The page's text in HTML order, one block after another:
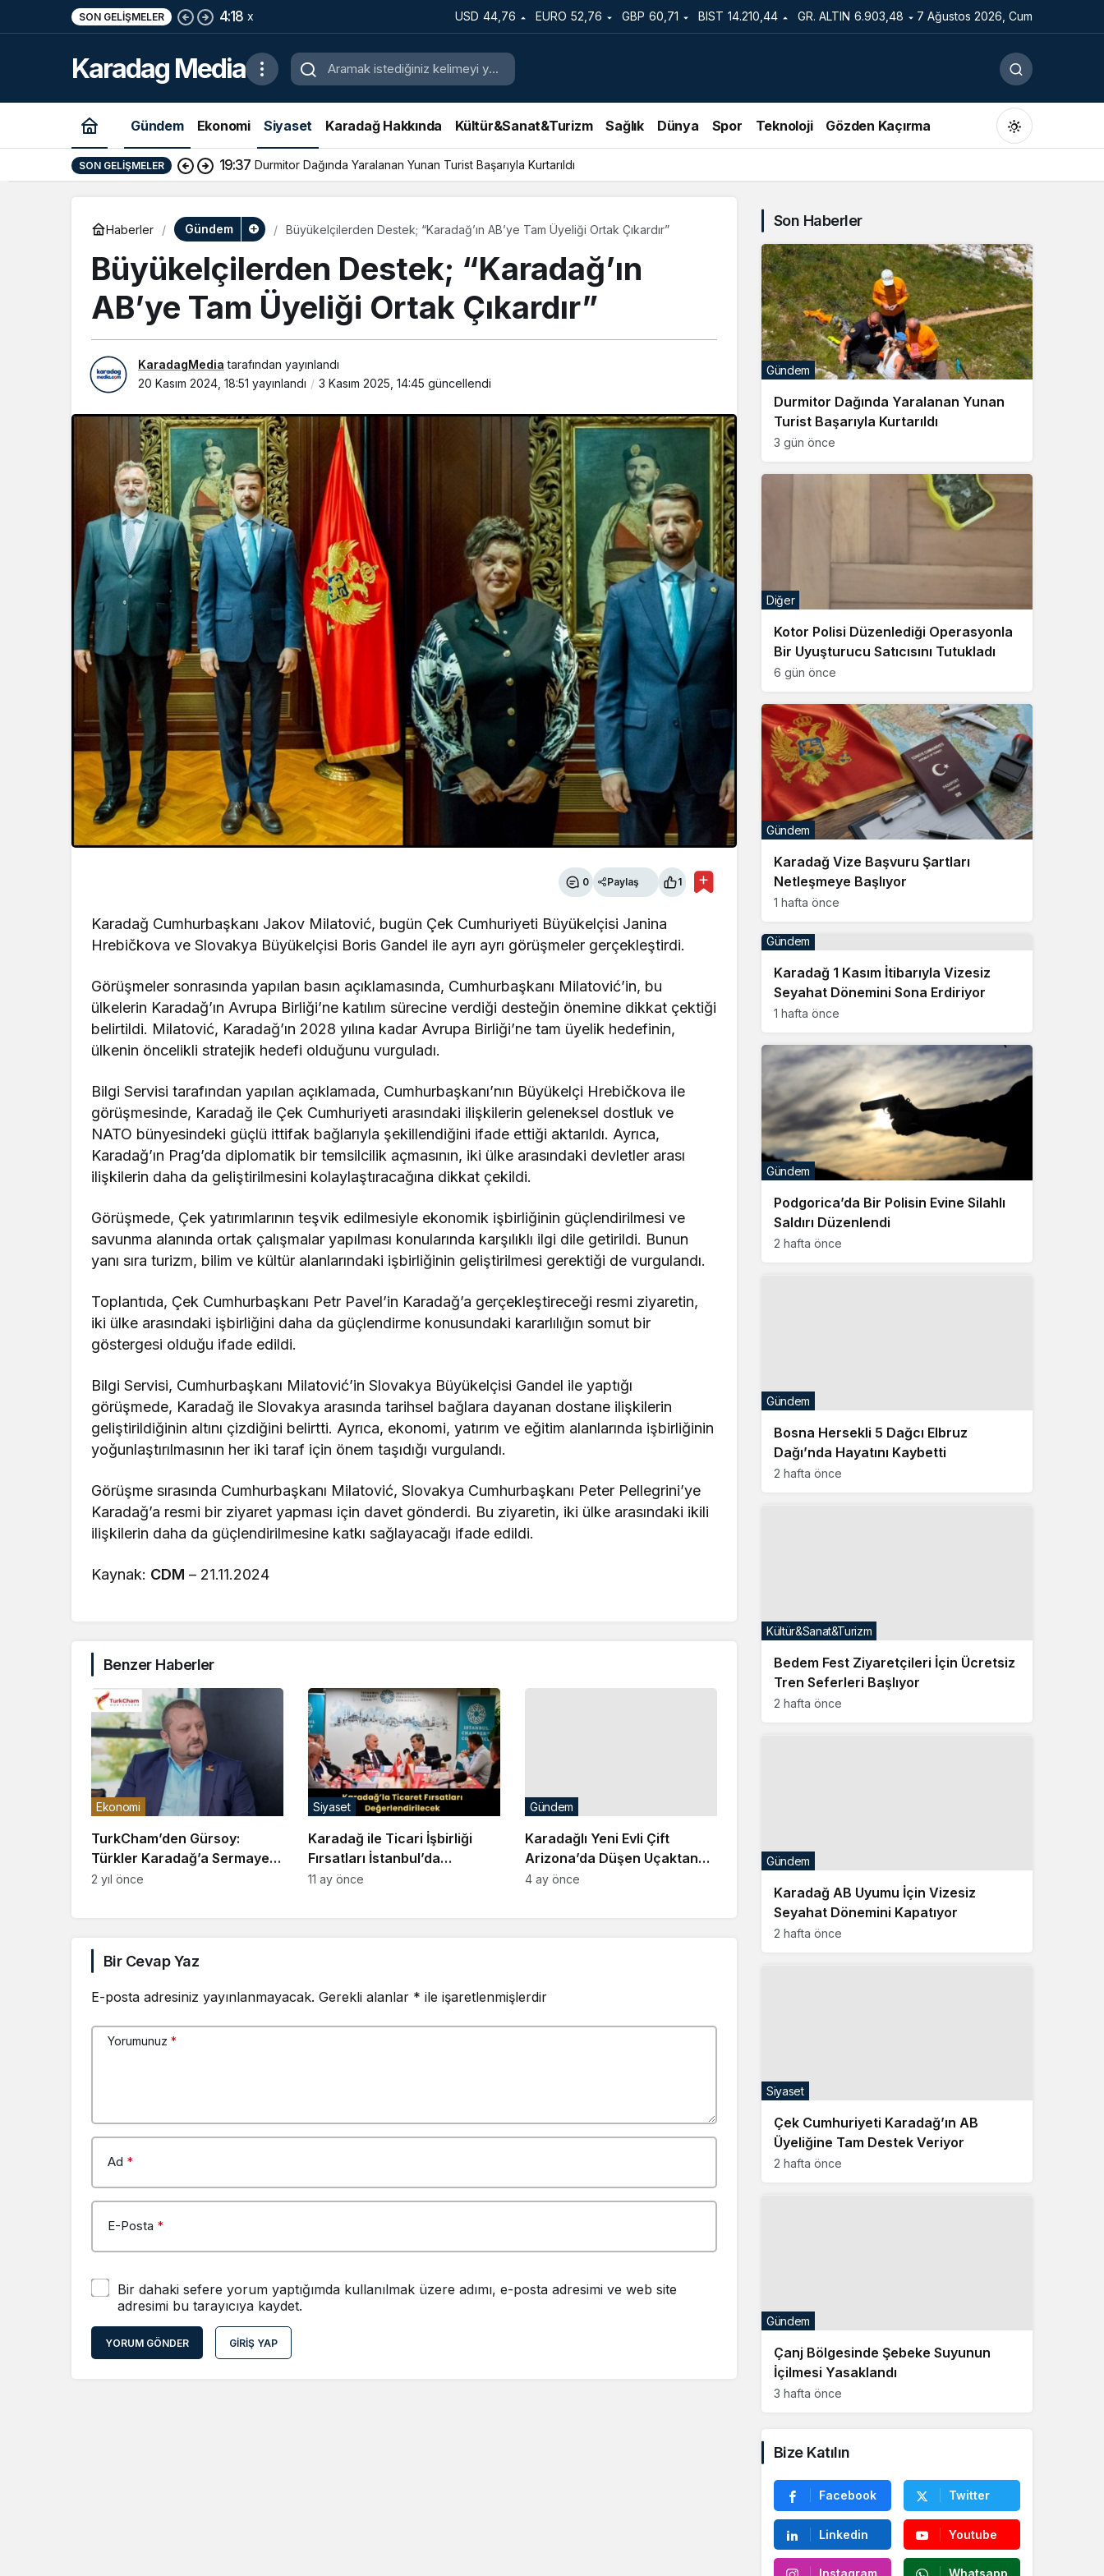
SON GELIŞMELER 4:18 x USD 44,76 EURO 52,76 GBP 60,71 BIST 14.210,44 GR. ALTIN 6.903,48 7 Ağustos 2026, Cum
Karadag Media
Gündem Ekonomi Siyaset Karadağ Hakkında Kültür&Sanat&Turizm Sağlık Dünya Spor Teknoloji Gözden Kaçırma
Gündüz Modu
Gündüz modunu seçin.
Gece Modu
Gece modunu seçin.
Sistem modunu seçin.
SON GELIŞMELER 19:37 Durmitor Dağında Yaralanan Yunan Turist Başarıyla Kurtarıldı
Haberler Gündem Büyükelçilerden Destek; “Karadağ’ın AB’ye Tam Üyeliği Ortak Çıkardır”
Büyükelçilerden Destek; “Karadağ’ın
AB’ye Tam Üyeliği Ortak Çıkardır”
KaradagMedia tarafından yayınlandı
20 Kasım 2024, 18:51 yayınlandı 3 Kasım 2025, 14:45 güncellendi
0 Paylaş 1
Karadağ Cumhurbaşkanı Jakov Milatović, bugün Çek Cumhuriyeti Büyükelçisi Janina
Hrebičkova ve Slovakya Büyükelçisi Boris Gandel ile ayrı ayrı görüşmeler gerçekleştirdi.
Görüşmeler sonrasında yapılan basın açıklamasında, Cumhurbaşkanı Milatović’in, bu
ülkelerin Karadağ’ın Avrupa Birliği’ne katılım sürecine verdiği desteğin önemine dikkat çektiği
belirtildi. Milatović, Karadağ’ın 2028 yılına kadar Avrupa Birliği’ne tam üyelik hedefinin,
ülkenin öncelikli stratejik hedefi olduğunu vurguladı.
Bilgi Servisi tarafından yapılan açıklamada, Cumhurbaşkanı’nın Büyükelçi Hrebičkova ile
görüşmesinde, Karadağ ile Çek Cumhuriyeti arasındaki ilişkilerin geleneksel dostluk ve
NATO bünyesindeki güçlü ittifak bağlarıyla şekillendiğini ifade ettiği aktarıldı. Ayrıca,
Karadağ’ın Prag’da diplomatik bir temsilcilik açmasının, iki ülke arasındaki devletler arası
ilişkilerin daha da geliştirilmesini kolaylaştıracağına dikkat çekildi.
Görüşmede, Çek yatırımlarının teşvik edilmesiyle ekonomik işbirliğinin güçlendirilmesi ve
savunma alanında ortak çalışmalar yapılması konularında karşılıklı ilgi dile getirildi. Bunun
yanı sıra turizm, bilim ve kültür alanlarındaki işbirliğinin geliştirilmesi gerektiği de vurgulandı.
Toplantıda, Çek Cumhurbaşkanı Petr Pavel’in Karadağ’a gerçekleştireceği resmi ziyaretin,
iki ülke arasındaki işbirliğini daha da güçlendirme konusundaki kararlılığın somut bir
göstergesi olduğu ifade edildi.
Bilgi Servisi, Cumhurbaşkanı Milatović’in Slovakya Büyükelçisi Gandel ile yaptığı
görüşmede, Karadağ ile Slovakya arasında tarihsel bağlara dayanan dostane ilişkilerin
geliştirildiğinin altını çizdiğini belirtti. Ayrıca, ekonomi, yatırım ve eğitim alanlarında işbirliğinin
yoğunlaştırılmasının her iki taraf için önem taşıdığı vurgulandı.
Görüşme sırasında Cumhurbaşkanı Milatović, Slovakya Cumhurbaşkanı Peter Pellegrini’ye
Karadağ’a resmi bir ziyaret yapması için davet gönderdi. Bu ziyaretin, iki ülke arasındaki ikili
ilişkilerin daha da güçlendirilmesine katkı sağlayacağı ifade edildi.
Kaynak: CDM – 21.11.2024
Benzer Haberler
TurkCham’den Gürsoy:
Türkler Karadağ’a Sermaye,
Uzmanlık ve Yenilik Getiriyor
Ekonomi
2 yıl önce
Karadağ ile Ticari İşbirliği
Fırsatları İstanbul’da
Konuşuldu
Siyaset
11 ay önce
Karadağlı Yeni Evli Çift
Arizona’da Düşen Uçaktan
Sağ Kurtuldu
Gündem
4 ay önce
Bir Cevap Yaz
E-posta adresiniz yayınlanmayacak. Gerekli alanlar * ile işaretlenmişlerdir
Yorumunuz *
Ad *
E-Posta *
Bir dahaki sefere yorum yaptığımda kullanılmak üzere adımı, e-posta adresimi ve web site
adresimi bu tarayıcıya kaydet.
YORUM GÖNDER GIRIŞ YAP
Son Haberler
Durmitor Dağında Yaralanan Yunan
Turist Başarıyla Kurtarıldı
3 gün önce
Gündem
Kotor Polisi Düzenlediği Operasyonla
Bir Uyuşturucu Satıcısını Tutukladı
6 gün önce
Diğer
Karadağ Vize Başvuru Şartları
Netleşmeye Başlıyor
1 hafta önce
Gündem
Karadağ 1 Kasım İtibarıyla Vizesiz
Seyahat Dönemini Sona Erdiriyor
1 hafta önce
Gündem
Podgorica’da Bir Polisin Evine Silahlı
Saldırı Düzenlendi
2 hafta önce
Gündem
Bosna Hersekli 5 Dağcı Elbruz
Dağı’nda Hayatını Kaybetti
2 hafta önce
Gündem
Bedem Fest Ziyaretçileri İçin Ücretsiz
Tren Seferleri Başlıyor
2 hafta önce
Kültür&Sanat&Turizm
Karadağ AB Uyumu İçin Vizesiz
Seyahat Dönemini Kapatıyor
2 hafta önce
Gündem
Çek Cumhuriyeti Karadağ’ın AB
Üyeliğine Tam Destek Veriyor
2 hafta önce
Siyaset
Çanj Bölgesinde Şebeke Suyunun
İçilmesi Yasaklandı
3 hafta önce
Gündem
Bize Katılın
Facebook Twitter
Linkedin Youtube